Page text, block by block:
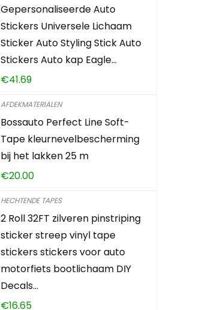
Gepersonaliseerde Auto
Stickers Universele Lichaam
Sticker Auto Styling Stick Auto
Stickers Auto kap Eagle…
€41.69
AFDEKMATERIALEN
Bossauto Perfect Line Soft-
Tape kleurnevelbescherming
bij het lakken 25 m
€20.00
HECHTENDE TAPES
2 Roll 32FT zilveren pinstriping
sticker streep vinyl tape
stickers stickers voor auto
motorfiets bootlichaam DIY
Decals…
€16.65